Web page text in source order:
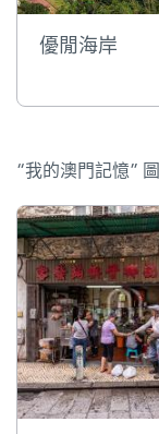
優閒海岸